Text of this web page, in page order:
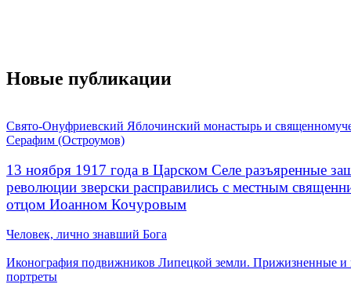
Новые публикации
Свято-Онуфриевский Яблочинский монастырь и
Серафим (Остроумов)
13 ноября 1917 года в Царском Селе разъяренные
революции зверски расправились с местным
отцом Иоанном Кочуровым
Человек, лично знавший Бога
Иконография подвижников Липецкой земли. Прижизненные и
портреты